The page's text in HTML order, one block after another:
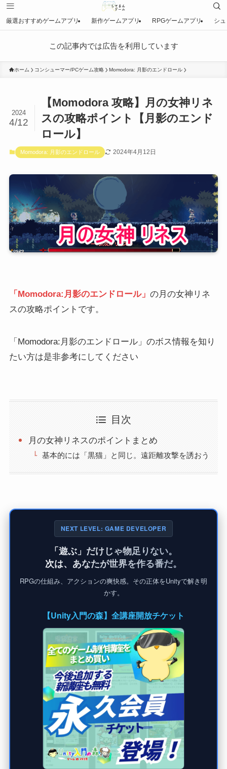
厳選おすすめゲームアプリ 新作ゲームアプリ RPGゲームアプリ シ
この記事内では広告を利用しています
ホーム コンシューマー/PCゲーム攻略 Momodora: 月影のエンドロール
【Momodora 攻略】月の女神リネ
スの攻略ポイント【月影のエンド
ロール】
2024
4/12
Momodora: 月影のエンドロール 2024年4月12日
「Momodora:月影のエンドロール」 の月の女神リネ
スの攻略ポイントです。
「Momodora:月影のエンドロール」のボス情報を知り
たい方は是非参考にしてください
目次
月の女神リネスのポイントまとめ
基本的には「黒猫」と同じ。遠距離攻撃を誘おう
NEXT LEVEL: GAME DEVELOPER
「遊ぶ」だけじゃ物足りない。
次は、あなたが世界を作る番だ。
RPGの仕組み、アクションの爽快感。その正体をUnityで解き明
かす。
【Unity入門の森】全講座開放チケット